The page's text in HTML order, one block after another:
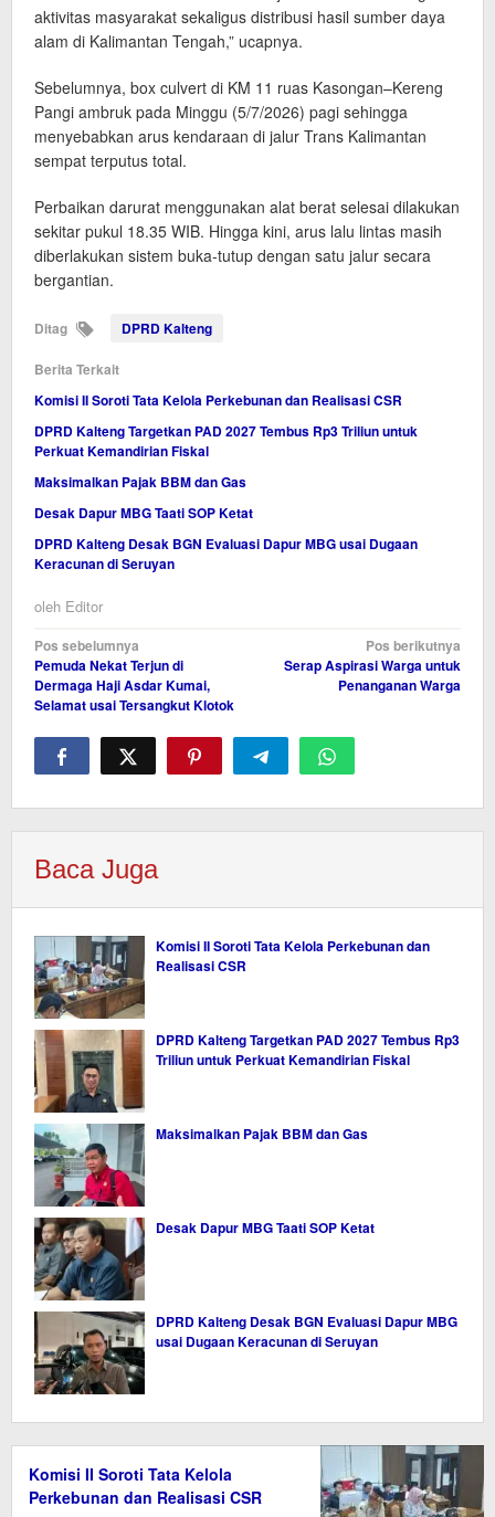
aktivitas masyarakat sekaligus distribusi hasil sumber daya
alam di Kalimantan Tengah,” ucapnya.
Sebelumnya, box culvert di KM 11 ruas Kasongan–Kereng
Pangi ambruk pada Minggu (5/7/2026) pagi sehingga
menyebabkan arus kendaraan di jalur Trans Kalimantan
sempat terputus total.
Perbaikan darurat menggunakan alat berat selesai dilakukan
sekitar pukul 18.35 WIB. Hingga kini, arus lalu lintas masih
diberlakukan sistem buka-tutup dengan satu jalur secara
bergantian.
Ditag DPRD Kalteng
Berita Terkait
Komisi II Soroti Tata Kelola Perkebunan dan Realisasi CSR
DPRD Kalteng Targetkan PAD 2027 Tembus Rp3 Triliun untuk
Perkuat Kemandirian Fiskal
Maksimalkan Pajak BBM dan Gas
Desak Dapur MBG Taati SOP Ketat
DPRD Kalteng Desak BGN Evaluasi Dapur MBG usai Dugaan
Keracunan di Seruyan
oleh Editor
Navigasi
pos
Pos sebelumnya
Pemuda Nekat Terjun di
Dermaga Haji Asdar Kumai,
Selamat usai Tersangkut Klotok
Pos berikutnya
Serap Aspirasi Warga untuk
Penanganan Warga
Baca Juga
Komisi II Soroti Tata Kelola Perkebunan dan
Realisasi CSR
DPRD Kalteng Targetkan PAD 2027 Tembus Rp3
Triliun untuk Perkuat Kemandirian Fiskal
Maksimalkan Pajak BBM dan Gas
Desak Dapur MBG Taati SOP Ketat
DPRD Kalteng Desak BGN Evaluasi Dapur MBG
usai Dugaan Keracunan di Seruyan
Komisi II Soroti Tata Kelola
Perkebunan dan Realisasi CSR